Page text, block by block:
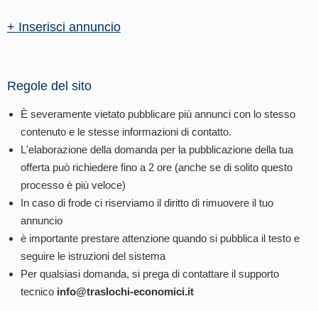
+ Inserisci annuncio
Regole del sito
È severamente vietato pubblicare più annunci con lo stesso
contenuto e le stesse informazioni di contatto.
L'elaborazione della domanda per la pubblicazione della tua
offerta può richiedere fino a 2 ore (anche se di solito questo
processo è più veloce)
In caso di frode ci riserviamo il diritto di rimuovere il tuo
annuncio
è importante prestare attenzione quando si pubblica il testo e
seguire le istruzioni del sistema
Per qualsiasi domanda, si prega di contattare il supporto
tecnico info@traslochi-economici.it